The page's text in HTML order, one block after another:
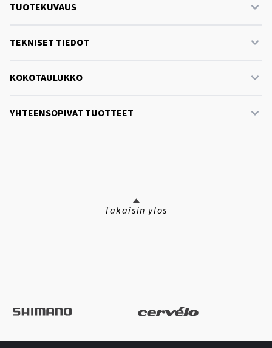
TUOTEKUVAUS
TEKNISET TIEDOT
KOKOTAULUKKO
YHTEENSOPIVAT TUOTTEET
Takaisin ylös